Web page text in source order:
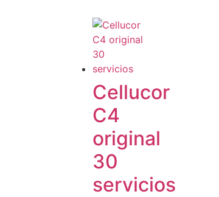
Cellucor
C4
original
30
servicios